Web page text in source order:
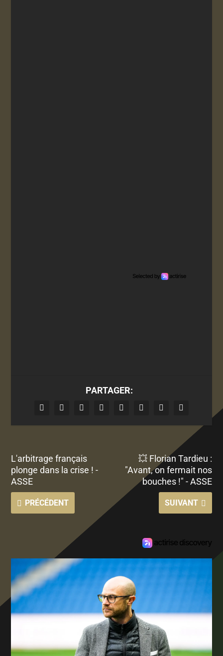
PARTAGER:
L'arbitrage français
plonge dans la crise ! -
ASSE
PRÉCÉDENT
💥 Florian Tardieu :
"Avant, on fermait nos
bouches !" - ASSE
SUIVANT